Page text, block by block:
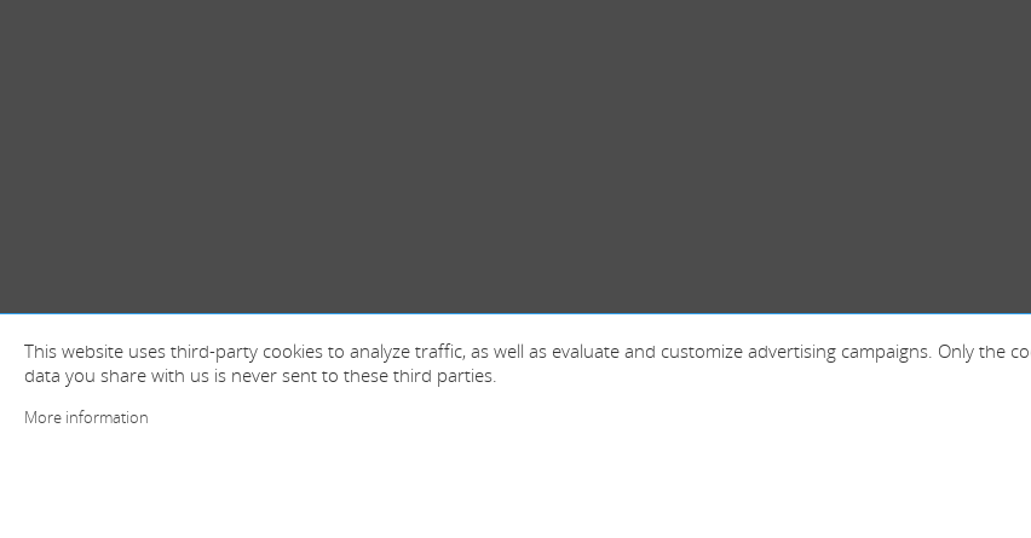
This website uses third-party cookies to analyze traffic, as well as evaluate and customize advertising campaigns. Only the
data you share with us is never sent to these third parties.
More information